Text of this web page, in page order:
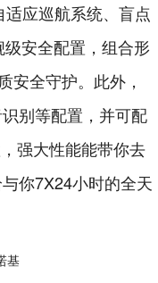
应巡航系统、盲点
安全配置，组合形
安全守护。此外，
别等配置，并可配
强大性能能带你去
你7X24小时的全天